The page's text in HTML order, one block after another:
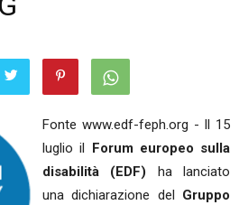
Fonte www.edf-feph.org - Il 15
luglio il Forum europeo sulla
disabilità (EDF) ha lanciato
una dichiarazione del Gruppo